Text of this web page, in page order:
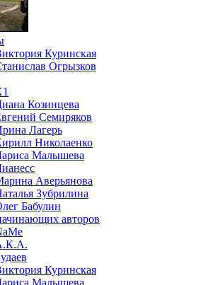
Куринская
Огрызков
Козинцева
Семиряков
Лагерь
Николаенко
Малышева
Аверьянова
Зубрилина
Бабулин
авторов
Куринская